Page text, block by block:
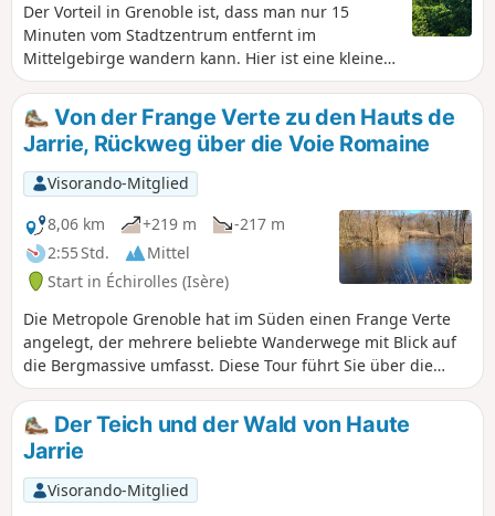
Der Vorteil in Grenoble ist, dass man nur 15
Minuten vom Stadtzentrum entfernt im
Mittelgebirge wandern kann. Hier ist eine kleine
Rundwanderung, um sich vor dem Frühling fit zu
machen, oder ein Familienausflug, um etwas
Höhe zu gewinnen und das Panorama zu
genießen.
Von der Frange Verte zu den Hauts de
Jarrie, Rückweg über die Voie Romaine
Visorando-Mitglied
8,06 km
+219 m
-217 m
2:55 Std.
Mittel
Start in Échirolles (Isère)
Die Metropole Grenoble hat im Süden einen Frange Verte
angelegt, der mehrere beliebte Wanderwege mit Blick auf
die Bergmassive umfasst. Diese Tour führt Sie über die
Frange Verte nach Échirolles, mit einem Aufstieg durch die
Combe de la Gouderie zum Étang de Jarrie-Le-Haut und
dann hinunter über die Voie Romaine, die heute nicht mehr
existiert. Die Route ist als leicht eingestuft, auch wenn der
Aufstieg zur Gouderie manche abschrecken könnte.
Glücklicherweise ist er relativ kurz.
Der Teich und der Wald von Haute
Jarrie
Visorando-Mitglied